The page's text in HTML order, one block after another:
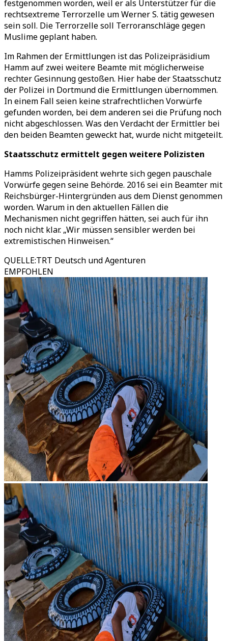
festgenommen worden, weil er als Unterstützer für die
rechtsextreme Terrorzelle um Werner S. tätig gewesen
sein soll. Die Terrorzelle soll Terroranschläge gegen
Muslime geplant haben.
Im Rahmen der Ermittlungen ist das Polizeipräsidium
Hamm auf zwei weitere Beamte mit möglicherweise
rechter Gesinnung gestoßen. Hier habe der Staatsschutz
der Polizei in Dortmund die Ermittlungen übernommen.
In einem Fall seien keine strafrechtlichen Vorwürfe
gefunden worden, bei dem anderen sei die Prüfung noch
nicht abgeschlossen. Was den Verdacht der Ermittler bei
den beiden Beamten geweckt hat, wurde nicht mitgeteilt.
Staatsschutz ermittelt gegen weitere Polizisten
Hamms Polizeipräsident wehrte sich gegen pauschale
Vorwürfe gegen seine Behörde. 2016 sei ein Beamter mit
Reichsbürger-Hintergründen aus dem Dienst genommen
worden. Warum in den aktuellen Fällen die
Mechanismen nicht gegriffen hätten, sei auch für ihn
noch nicht klar. „Wir müssen sensibler werden bei
extremistischen Hinweisen.“
QUELLE:TRT Deutsch und Agenturen
EMPFOHLEN